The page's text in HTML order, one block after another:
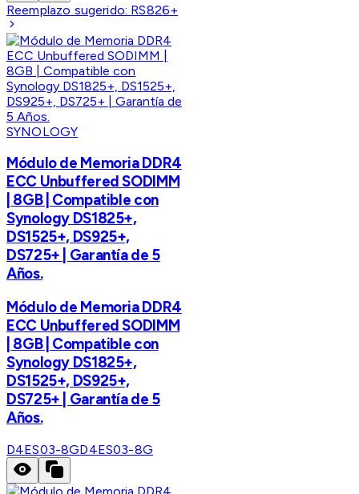
Reemplazo sugerido: RS826+
SYNOLOGY
Módulo de Memoria DDR4
ECC Unbuffered SODIMM
| 8GB | Compatible con
Synology DS1825+,
DS1525+, DS925+,
DS725+ | Garantía de 5
Años.
Módulo de Memoria DDR4
ECC Unbuffered SODIMM
| 8GB | Compatible con
Synology DS1825+,
DS1525+, DS925+,
DS725+ | Garantía de 5
Años.
D4ES03-8GD4ES03-8G